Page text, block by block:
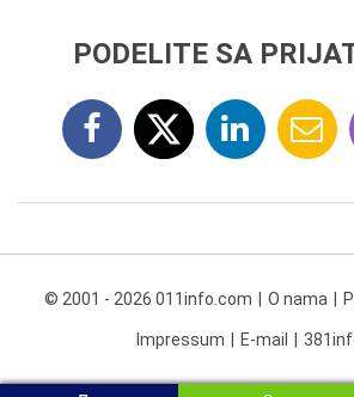
PODELITE SA
© 2001 - 2026 011info.com O nama
Impressum E-mail